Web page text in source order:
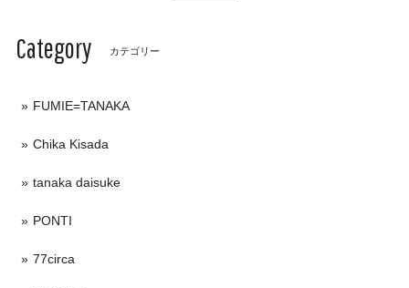
Category カテゴリー
FUMIE=TANAKA
Chika Kisada
tanaka daisuke
PONTI
77circa